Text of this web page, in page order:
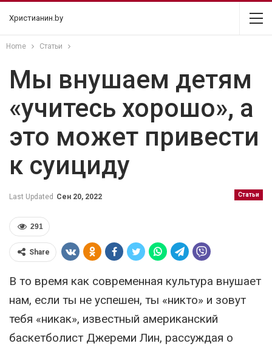
Христианин.by
Home Статьи
Мы внушаем детям
«учитесь хорошо», а
это может привести
к суициду
Статьи
Last Updated Сен 20, 2022
291
Share
В то время как современная культура внушает
нам, если ты не успешен, ты «никто» и зовут
тебя «никак», известный американский
баскетболист Джереми Лин, рассуждая о